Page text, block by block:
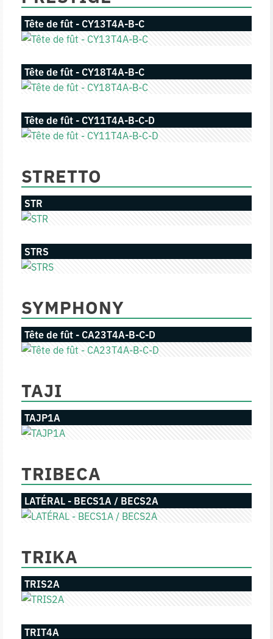
Tête de fût - CY13T4A-B-C
Tête de fût - CY18T4A-B-C
Tête de fût - CY11T4A-B-C-D
STRETTO
STR
STRS
SYMPHONY
Tête de fût - CA23T4A-B-C-D
TAJI
TAJP1A
TRIBECA
LATÉRAL - BECS1A / BECS2A
TRIKA
TRIS2A
TRIT4A